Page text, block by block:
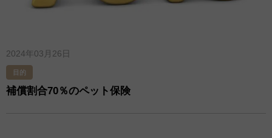
2024年03月26日
目的
補償割合70％のペット保険